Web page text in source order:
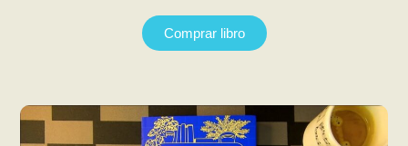
Comprar libro